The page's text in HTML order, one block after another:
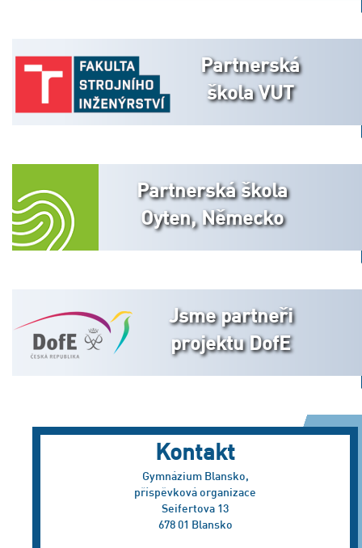
Partnerská
škola VUT
Partnerská škola
Oyten, Německo
Jsme partneři
projektu DofE
Kontakt
Gymnázium Blansko,
příspěvková organizace
Seifertova 13
678 01 Blansko